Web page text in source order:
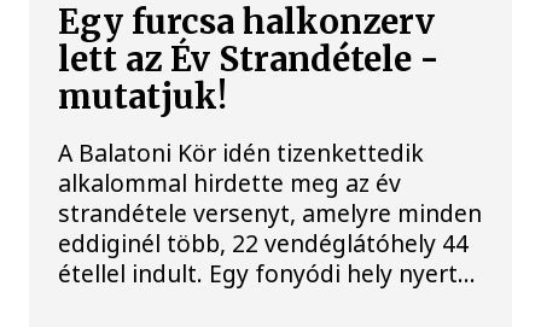
Egy furcsa halkonzerv
lett az Év Strandétele -
mutatjuk!
A Balatoni Kör idén tizenkettedik
alkalommal hirdette meg az év
strandétele versenyt, amelyre minden
eddiginél több, 22 vendéglátóhely 44
étellel indult. Egy fonyódi hely nyert...